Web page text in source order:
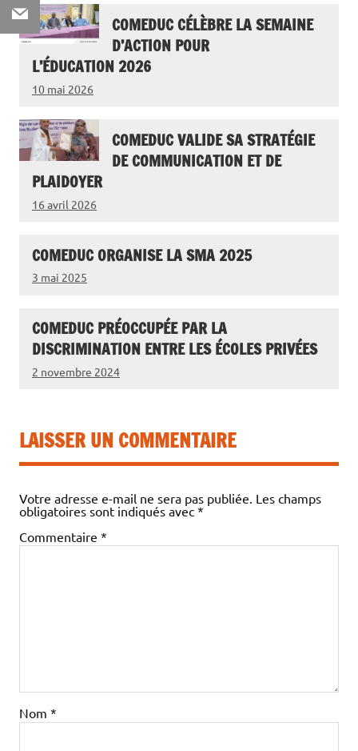
COMEDUC CÉLÈBRE LA SEMAINE
D’ACTION POUR
L’ÉDUCATION 2026
10 mai 2026
COMEDUC VALIDE SA STRATÉGIE
DE COMMUNICATION ET DE
PLAIDOYER
16 avril 2026
COMEDUC ORGANISE LA SMA 2025
3 mai 2025
COMEDUC PRÉOCCUPÉE PAR LA
DISCRIMINATION ENTRE LES ÉCOLES PRIVÉES
2 novembre 2024
LAISSER UN COMMENTAIRE
Votre adresse e-mail ne sera pas publiée. Les champs
obligatoires sont indiqués avec *
Commentaire *
Nom *
Email